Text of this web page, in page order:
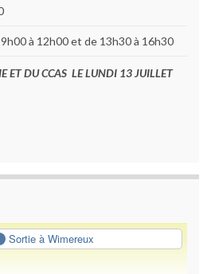
à 12h00 et de 13h30 à 16h30
ET DU CCAS LE LUNDI 13 JUILLET
Sortie à Wimereux